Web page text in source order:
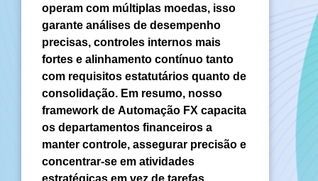
operam com múltiplas moedas, isso
garante análises de desempenho
precisas, controles internos mais
fortes e alinhamento contínuo tanto
com requisitos estatutários quanto de
consolidação. Em resumo, nosso
framework de Automação FX capacita
os departamentos financeiros a
manter controle, assegurar precisão e
concentrar-se em atividades
estratégicas em vez de tarefas